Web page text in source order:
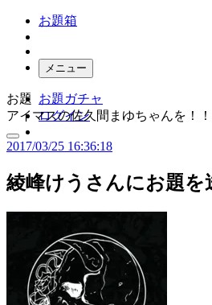
お題箱
メニュー
お題ガチャ
ログイン
お題
アイマスの佐久間まゆちゃんを！
2017/03/25 16:36:18
綾峰けう さんにお題を